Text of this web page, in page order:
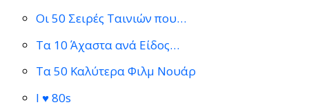
Οι 50 Σειρές Ταινιών που…
Τα 10 Άχαστα ανά Είδος…
Τα 50 Καλύτερα Φιλμ Νουάρ
I ♥ 80s